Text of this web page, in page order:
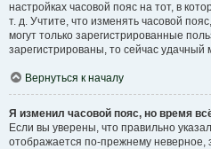
настройках часовой пояс на тот, в
т. д. Учтите, что изменять часовой
могут только зарегистрированные
зарегистрированы, то сейчас удачный
Вернуться к началу
Я изменил часовой пояс, но время
Если вы уверены, что правильно
отображается по-прежнему неверное,